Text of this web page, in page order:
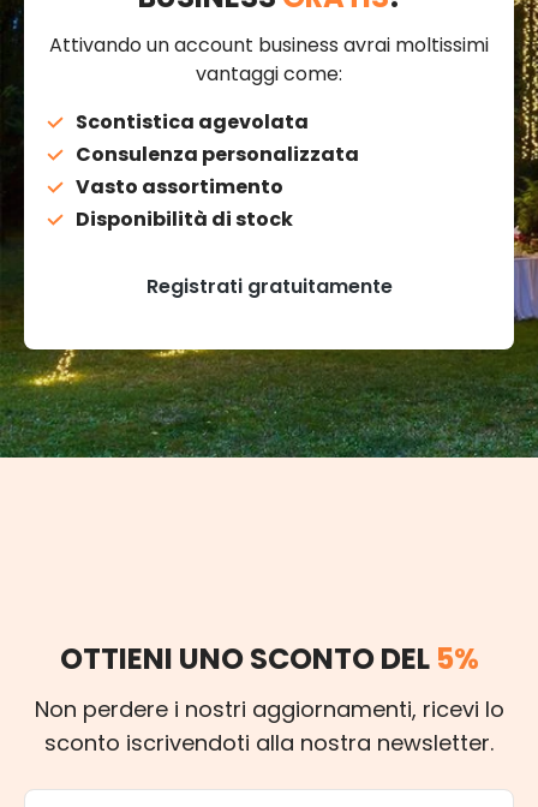
Attivando un account business avrai moltissimi
vantaggi come:
Scontistica agevolata
Consulenza personalizzata
Vasto assortimento
Disponibilità di stock
Registrati gratuitamente
OTTIENI UNO SCONTO DEL 5%
Non perdere i nostri aggiornamenti, ricevi lo
sconto iscrivendoti alla nostra newsletter.